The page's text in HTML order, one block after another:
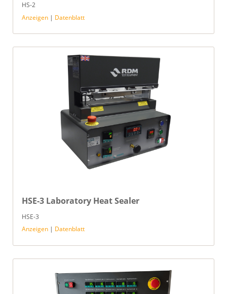
HS-2
Anzeigen | Datenblatt
HSE-3 Laboratory Heat Sealer
HSE-3
Anzeigen | Datenblatt